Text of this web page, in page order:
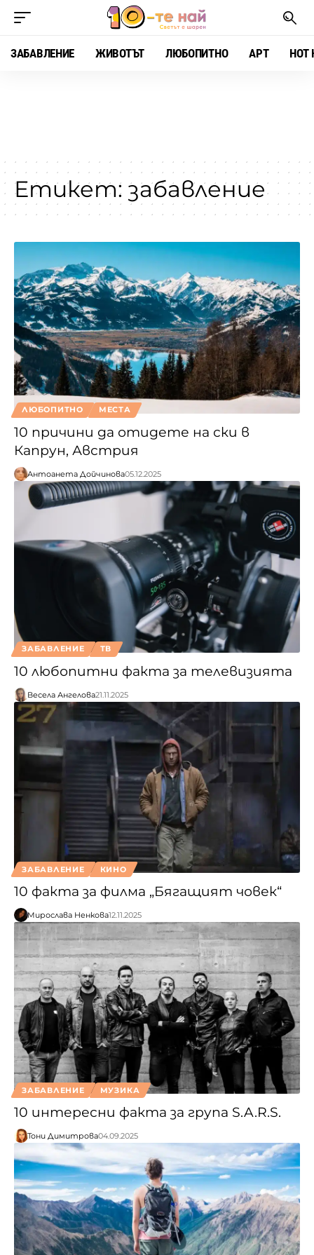
ЗАБАВЛЕНИЕ ЖИВОТЪТ ЛЮБОПИТНО АРТ HOT
Етикет: забавление
ЛЮБОПИТНО МЕСТА
10 причини да отидете на ски в
Капрун, Австрия
Антоанета Дойчинова05.12.2025
ЗАБАВЛЕНИЕ ТВ
10 любопитни факта за телевизията
Весела Ангелова21.11.2025
ЗАБАВЛЕНИЕ КИНО
10 факта за филма „Бягащият човек“
Мирослава Ненкова12.11.2025
ЗАБАВЛЕНИЕ МУЗИКА
10 интересни факта за група S.A.R.S.
Тони Димитрова04.09.2025